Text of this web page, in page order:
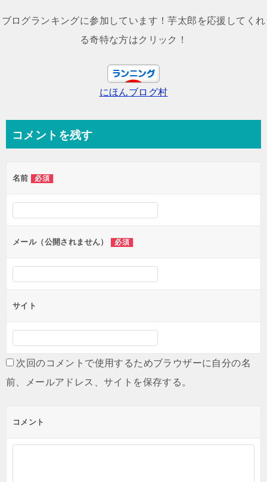
ナ
ン
ブログランキングに参加しています！芋太郎を応援してくれ
る奇特な方はクリック！
にほんブログ村
コメントを残す
名前 必須
メール（公開されません） 必須
サイト
次回のコメントで使用するためブラウザーに自分の名
前、メールアドレス、サイトを保存する。
コメント